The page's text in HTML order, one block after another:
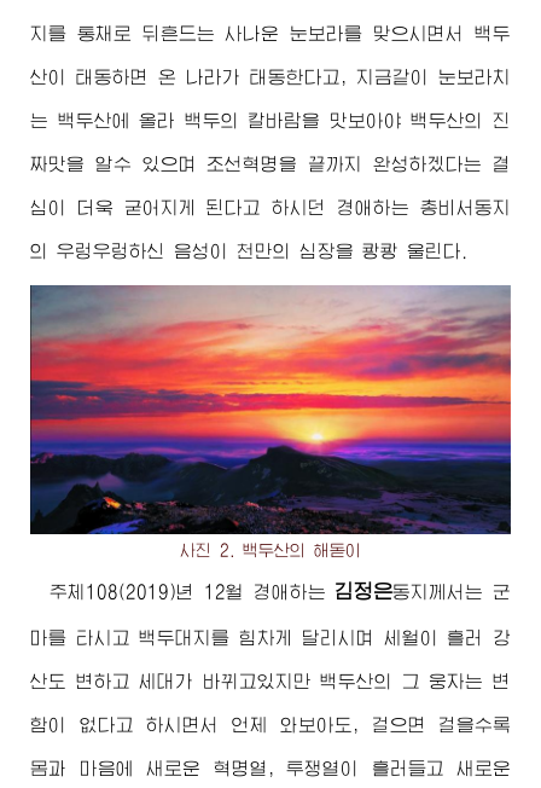
지를 통채로 뒤흔드는 사나운 눈보라를 맞으시면서 백두
산이 태동하면 온 나라가 태동한다고, 지금같이 눈보라치
는 백두산에 올라 백두의 칼바람을 맛보아야 백두산의 진
짜맛을 알수 있으며 조선혁명을 끝까지 완성하겠다는 결
심이 더욱 굳어지게 된다고 하시던 경애하는 총비서동지
의 우렁우렁하신 음성이 천만의 심장을 쾅쾅 울린다.
사진 2. 백두산의 해돋이
주체108(2019)년 12월 경애하는 김정은동지께서는 군
마를 타시고 백두대지를 힘차게 달리시며 세월이 흘러 강
산도 변하고 세대가 바뀌고있지만 백두산의 그 웅자는 변
함이 없다고 하시면서 언제 와보아도, 걸으면 걸을수록
몸과 마음에 새로운 혁명열, 투쟁열이 흘러들고 새로운